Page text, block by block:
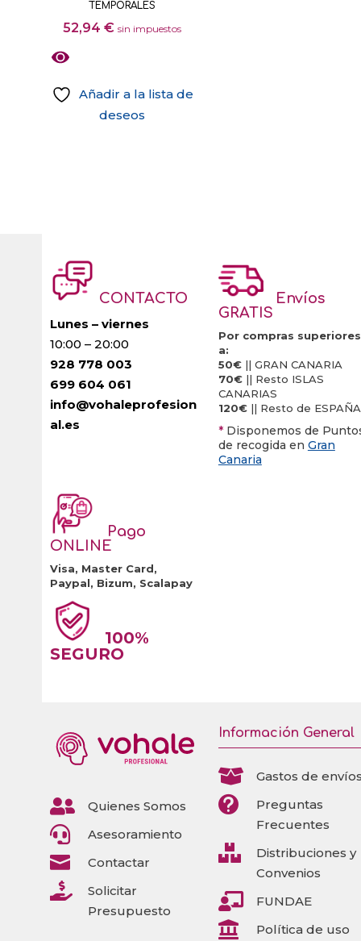
TEMPORALES
52,94€ sin impuestos
Añadir a la lista de
deseos
CONTACTO
Lunes – viernes
10:00 – 20:00
928 778 003
699 604 061
info@vohaleprofesion
al.es
Envíos
GRATIS
Por compras superiores
a:
50€|| GRAN CANARIA
70€|| Resto ISLAS
CANARIAS
120€|| Resto de ESPAÑA
* Disponemos de
de recogida en Gran
Canaria
Pago
ONLINE
Visa, Master Card,
Paypal, Bizum, Scalapay
100%
SEGURO
 Quienes Somos
 Asesoramiento
 Contactar

Solicitar
Presupuesto
Información General
 Gastos de

Preguntas
Frecuentes

Distribuciones y
Convenios
 FUNDAE
 Política de uso